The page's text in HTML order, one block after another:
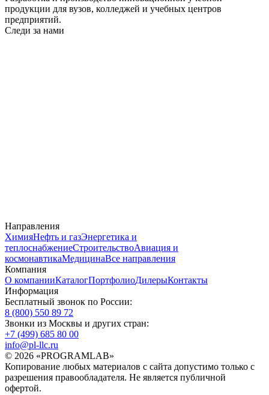
продукции для вузов, колледжей и учебных центров
предприятий.
Следи за нами
Направления
ХимияНефть и газЭнергетика и
теплоснабжениеСтроительствоАвиация и
космонавтикаМедицинаВсе направления
Компания
О компанииКаталогПортфолиоДилерыКонтакты
Информация
Бесплатный звонок по России:
8 (800) 550 89 72
Звонки из Москвы и других стран:
+7 (499) 685 80 00
info@pl-llc.ru
© 2026 «PROGRAMLAB»
Копирование любых материалов с сайта допустимо только с
разрешения правообладателя. Не является публичной
офертой.